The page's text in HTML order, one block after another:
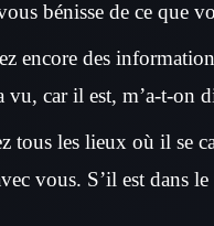
bénisse de ce que
encore des
vu, car il est, m’a-t-on
tous les lieux où il se
vous. S’il est dans